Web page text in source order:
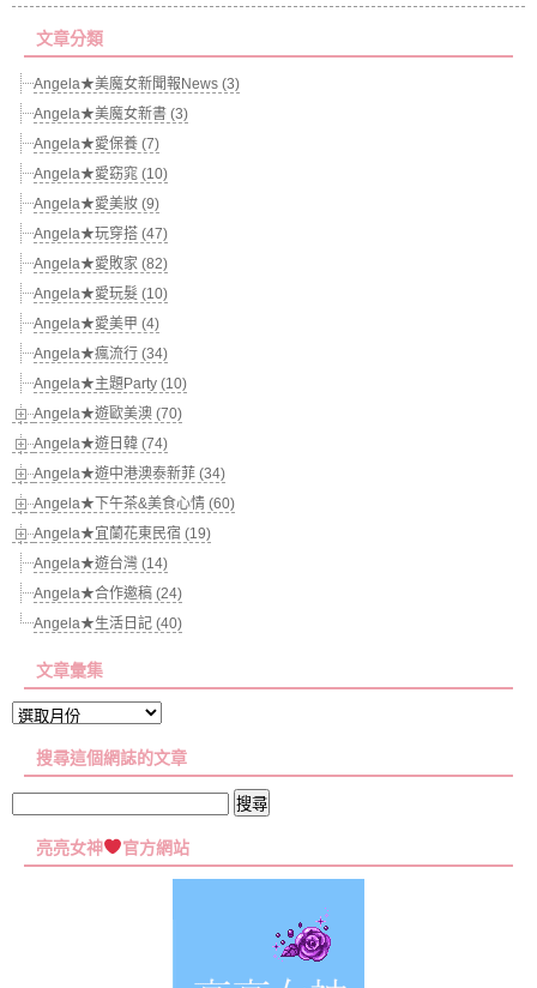
文章分類
Angela★美魔女新聞報News (3)
Angela★美魔女新書 (3)
Angela★愛保養 (7)
Angela★愛窈窕 (10)
Angela★愛美妝 (9)
Angela★玩穿搭 (47)
Angela★愛敗家 (82)
Angela★愛玩髮 (10)
Angela★愛美甲 (4)
Angela★瘋流行 (34)
Angela★主題Party (10)
Angela★遊歐美澳 (70)
Angela★遊日韓 (74)
Angela★遊中港澳泰新菲 (34)
Angela★下午茶&美食心情 (60)
Angela★宜蘭花東民宿 (19)
Angela★遊台灣 (14)
Angela★合作邀稿 (24)
Angela★生活日記 (40)
文章彙集
文
彙
搜尋這個網誌的文章
關
亮亮女神 官方網站